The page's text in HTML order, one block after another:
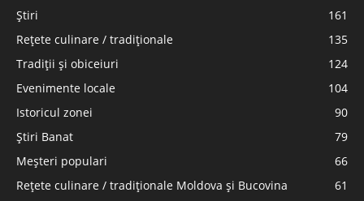
Știri
161
Rețete culinare / tradiționale
135
Tradiții și obiceiuri
124
Evenimente locale
104
Istoricul zonei
90
Știri Banat
79
Meșteri populari
66
Rețete culinare / tradiționale Moldova și Bucovina
61